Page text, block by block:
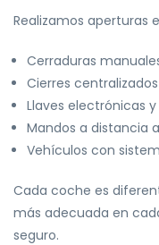
Realizamos aperturas
Cerraduras
Cierres centralizados
Llaves electrónicas
Mandos a distancia
Vehículos con
Cada coche es
más adecuada en
seguro.